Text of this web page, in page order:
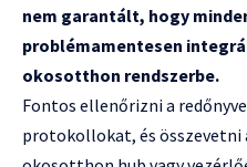
nem garantált, hogy
problémamentesen
okosotthon rendszerbe.
Fontos ellenőrizni a
protokollokat, és